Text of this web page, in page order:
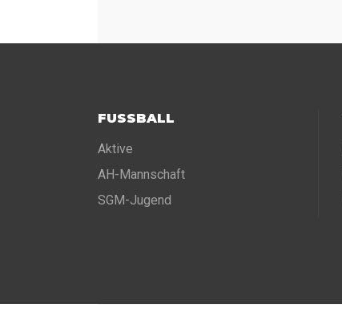
FUSSBALL
Aktive
AH-Mannschaft
SGM-Jugend